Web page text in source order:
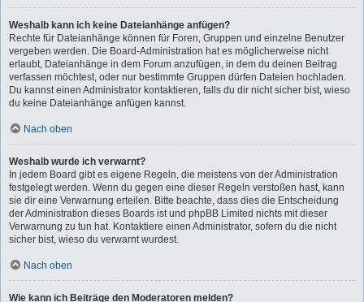
Weshalb kann ich keine Dateianhänge anfügen?
Rechte für Dateianhänge können für Foren, Gruppen und einzelne Benutzer
vergeben werden. Die Board-Administration hat es möglicherweise nicht
erlaubt, Dateianhänge in dem Forum anzufügen, in dem du deinen Beitrag
verfassen möchtest, oder nur bestimmte Gruppen dürfen Dateien hochladen.
Du kannst einen Administrator kontaktieren, falls du dir nicht sicher bist, wieso
du keine Dateianhänge anfügen kannst.
Nach oben
Weshalb wurde ich verwarnt?
In jedem Board gibt es eigene Regeln, die meistens von der Administration
festgelegt werden. Wenn du gegen eine dieser Regeln verstoßen hast, kann
sie dir eine Verwarnung erteilen. Bitte beachte, dass dies die Entscheidung
der Administration dieses Boards ist und phpBB Limited nichts mit dieser
Verwarnung zu tun hat. Kontaktiere einen Administrator, sofern du die nicht
sicher bist, wieso du verwarnt wurdest.
Nach oben
Wie kann ich Beiträge den Moderatoren melden?